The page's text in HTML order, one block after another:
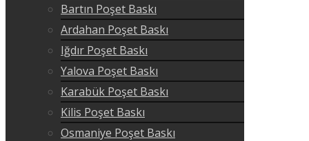
Bartın Poşet Baskı
Ardahan Poşet Baskı
Iğdır Poşet Baskı
Yalova Poşet Baskı
Karabük Poşet Baskı
Kilis Poşet Baskı
Osmaniye Poşet Baskı